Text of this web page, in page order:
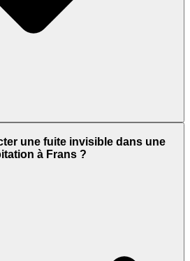
une fuite invisible dans une
à Frans ?